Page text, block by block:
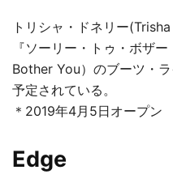
トリシャ・ドネリー
『ソーリー・トゥ・ボザ
Bother You）のブーツ・
予定されている。
＊2019年4月5日オープン
Edge